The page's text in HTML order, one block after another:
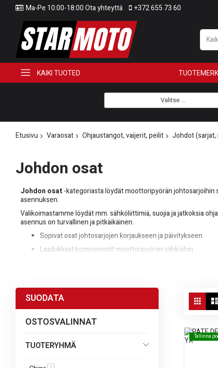
Ma-Pe 10:00-18:00 Ota yhteyttä +372 655 73 60
KAIKI TUOTED
Valitse ...
Etusivu Varaosat Ohjaustangot, vaijerit, peilit Johdot
Johdon osat
Johdon osat-kategoriasta löydät moottoripyörän johtosarjoihin
asennuksen.
Valikoimastamme löydät mm. sähköliittimiä, suojia ja jatkoksia
asennus on turvallinen ja pitkäikäinen.
Sopivat osat johtosarjojen korjaukseen ja päivitykseen
Laadukkaat komponentit moottoripyörän sähköihin
View
as
Tallinna
Tallinna
SUODATA
OSTOSVALINNAT
TUOTERYHMÄ
tuote